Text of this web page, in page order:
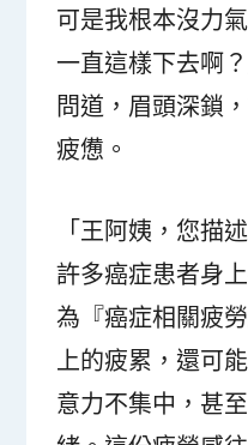
可是我根本沒力
一直這樣下去啊
問道，眉頭深鎖
疲憊。
「王阿姨，您描
許多癌症患者身
為『癌症相關疲
上的疲累，還可
意力不集中，甚